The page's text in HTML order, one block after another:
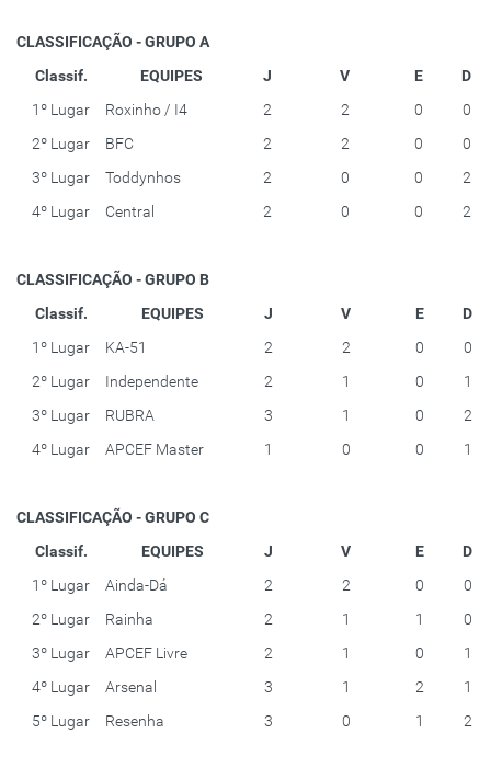
CLASSIFICAÇÃO - GRUPO A
Classif.
EQUIPES J V E
D
1º Lugar
Roxinho / I4 2 2 0
0
2º Lugar
BFC 2 2 0
0
3º Lugar
Toddynhos 2 0 0
2
4º Lugar
Central 2 0 0 2
CLASSIFICAÇÃO - GRUPO B
Classif.
EQUIPES J V E
D
1º Lugar
KA-51 2 2 0
0
2º Lugar
Independente 2 1 0
1
3º Lugar
RUBRA 3 1 0
2
4º Lugar
APCEF Master 1 0 0 1
CLASSIFICAÇÃO - GRUPO C
Classif.
EQUIPES J V E
D
1º Lugar
Ainda-Dá 2 2 0
0
2º Lugar
Rainha 2 1 1
0
3º Lugar
APCEF Livre 2 1 0
1
4º Lugar
Arsenal 3 1 2
1
5º Lugar
Resenha 3 0 1 2